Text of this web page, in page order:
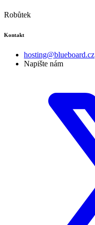
Robůtek
Kontakt
hosting@blueboard.cz
Napište nám